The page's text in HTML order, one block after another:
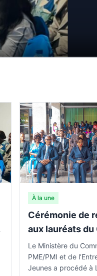
À la une
Cérémonie de
aux lauréats du
PROJET
Le Ministère du
PME/PMI et de
Jeunes a procédé à